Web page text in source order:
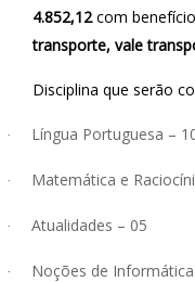
4.852,12com
transporte, vale
Disciplina que serão
· Língua Portuguesa –
· Matemática e
· Atualidades – 05
· Noções de